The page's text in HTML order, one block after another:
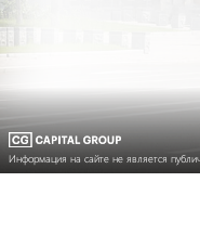
Информация на сайте не является
Информация на сайте не является